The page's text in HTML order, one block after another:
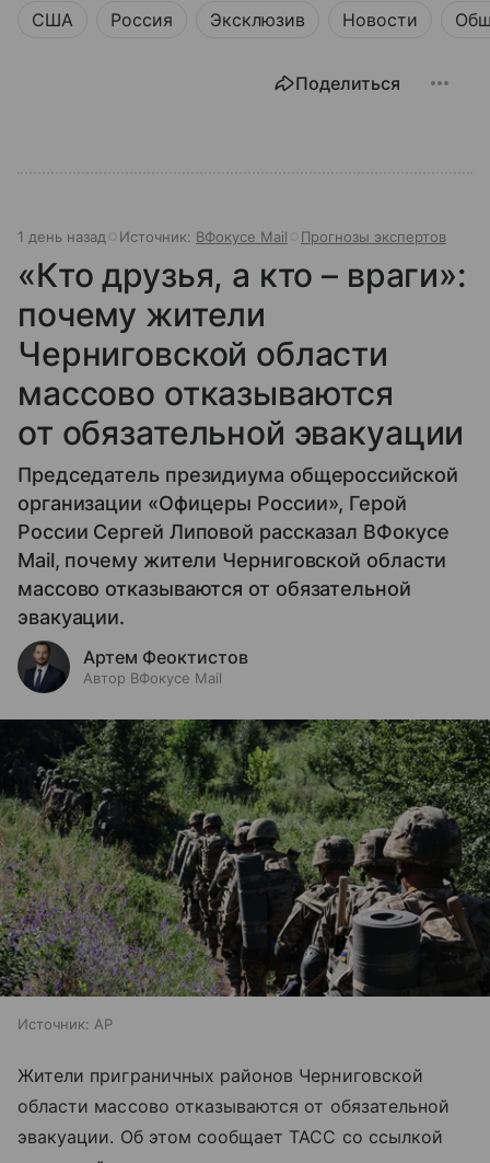
США Россия Эксклюзив Новости
Поделиться
1 день назад Источник: ВФокусе Mail Прогнозы экспертов
«Кто друзья, а кто – враги»:
почему жители
Черниговской области
массово отказываются
от обязательной эвакуации
Председатель президиума общероссийской
организации «Офицеры России», Герой
России Сергей Липовой рассказал ВФокусе
Mail, почему жители Черниговской области
массово отказываются от обязательной
эвакуации.
Артем Феоктистов
Автор ВФокусе Mail
Источник: AP
Жители приграничных районов Черниговской
области массово отказываются от обязательной
эвакуации. Об этом сообщает ТАСС со ссылкой